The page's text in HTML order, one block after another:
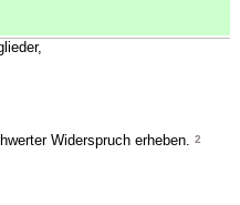
Widerspruch erheben. 2